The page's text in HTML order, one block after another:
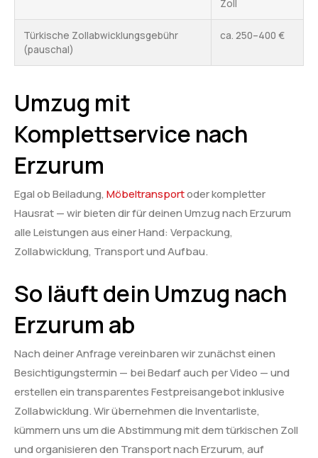
Zoll
Türkische Zollabwicklungsgebühr
(pauschal)
ca. 250–400 €
Umzug mit
Komplettservice nach
Erzurum
Egal ob Beiladung, Möbeltransportoder kompletter
Hausrat — wir bieten dir für deinen Umzug nach Erzurum
alle Leistungen aus einer Hand: Verpackung,
Zollabwicklung, Transport und Aufbau.
So läuft dein Umzug nach
Erzurum ab
Nach deiner Anfrage vereinbaren wir zunächst einen
Besichtigungstermin — bei Bedarf auch per Video — und
erstellen ein transparentes Festpreisangebot inklusive
Zollabwicklung. Wir übernehmen die Inventarliste,
kümmern uns um die Abstimmung mit dem türkischen Zoll
und organisieren den Transport nach Erzurum, auf